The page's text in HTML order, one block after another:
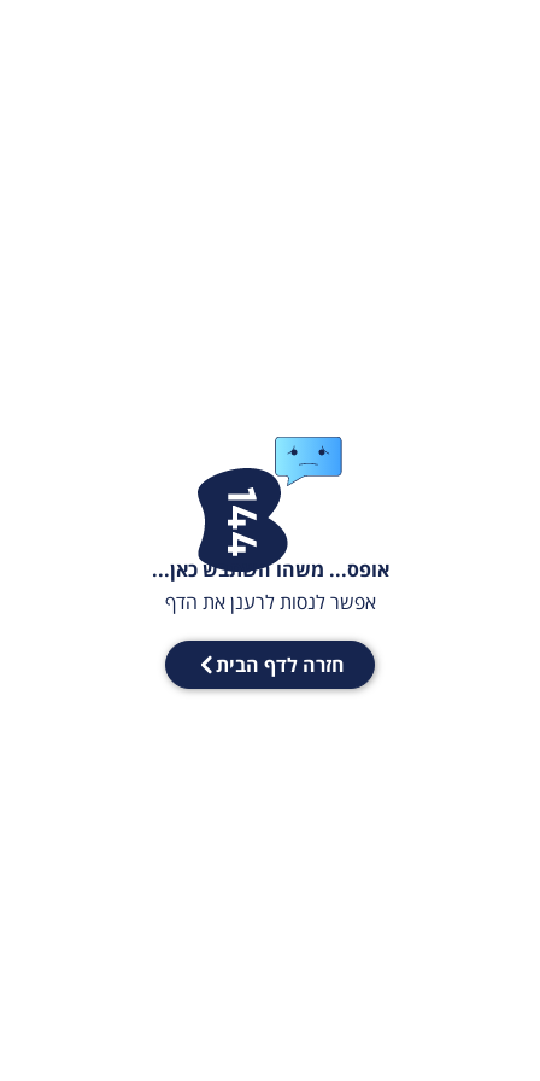
אופס... משהו השתבש כאן...
אפשר לנסות לרענן את הדף
חזרה לדף הבית